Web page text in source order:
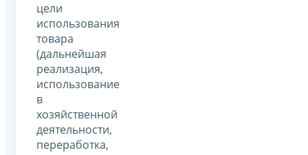
цели
использования
товара
(дальнейшая
реализация,
использование
в
хозяйственной
деятельности,
переработка,